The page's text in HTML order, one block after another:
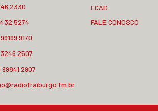
99841.2907
ECAD
FALE CONOSCO